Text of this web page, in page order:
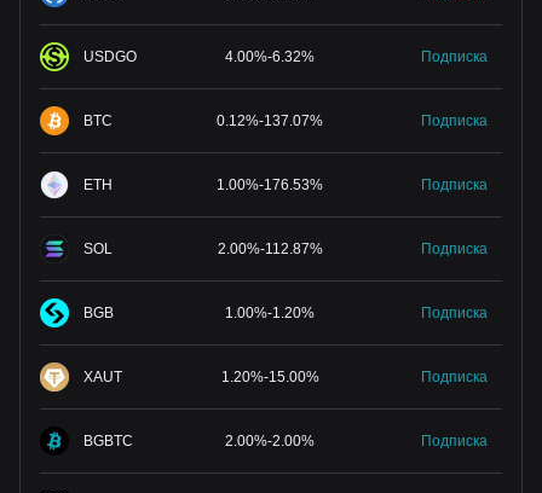
USDGO 4.00%-6.32% Подписка
BTC 0.12%-137.07% Подписка
ETH 1.00%-176.53% Подписка
SOL 2.00%-112.87% Подписка
BGB 1.00%-1.20% Подписка
XAUT 1.20%-15.00% Подписка
BGBTC 2.00%-2.00% Подписка